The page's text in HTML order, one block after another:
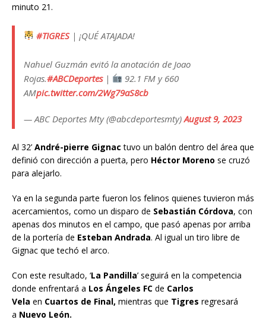
minuto 21.
#TIGRES| ¡QUÉ ATAJADA!
Nahuel Guzmán evitó la anotación de Joao
Rojas.#ABCDeportes|
92.1 FM y 660
AMpic.twitter.com/2Wg79aS8cb
— ABC Deportes Mty (@abcdeportesmty)August 9, 2023
Al 32’ André-pierre Gignac tuvo un balón dentro del área que
definió con dirección a puerta, pero Héctor Moreno se cruzó
para alejarlo.
Ya en la segunda parte fueron los felinos quienes tuvieron más
acercamientos, como un disparo de Sebastián Córdova, con
apenas dos minutos en el campo, que pasó apenas por arriba
de la portería de Esteban Andrada. Al igual un tiro libre de
Gignac que techó el arco.
Con este resultado, ‘La Pandilla’ seguirá en la competencia
donde enfrentará a Los Ángeles FC de Carlos
Vela en Cuartos de Final, mientras que Tigres regresará
a Nuevo León.